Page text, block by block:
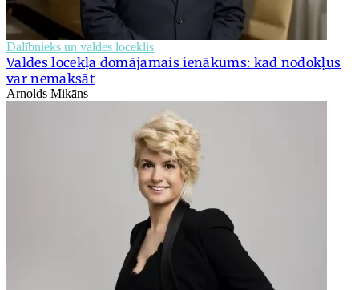
Dalībnieks un valdes loceklis
Valdes locekļa domājamais ienākums: kad nodokļus
var nemaksāt
Arnolds Mikāns